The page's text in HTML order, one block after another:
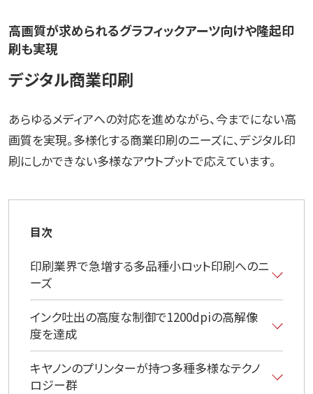
高画質が求められるグラフィックアーツ向けや隆起印
刷も実現
デジタル商業印刷
あらゆるメディアへの対応を進めながら、今までにない高
画質を実現。多様化する商業印刷のニーズに、デジタル印
刷にしかできない多様なアウトプットで応えています。
目次
印刷業界で急増する多品種小ロット印刷へのニ
ーズ
インク吐出の高度な制御で1200dpiの高解像
度を達成
キヤノンのプリンターが持つ多種多様なテクノ
ロジー群